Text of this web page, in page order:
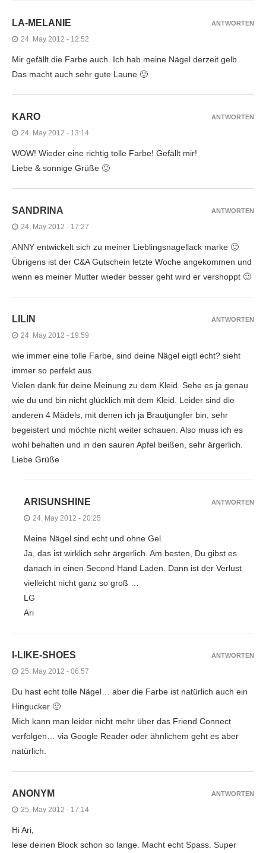
LA-MELANIE
24. May 2012 - 12:52
Mir gefällt die Farbe auch. Ich hab meine Nägel derzeit gelb.
Das macht auch sehr gute Laune 🙂
ANTWORTEN
KARO
24. May 2012 - 13:14
WOW! Wieder eine richtig tolle Farbe! Gefällt mir!
Liebe & sonnige Grüße 🙂
ANTWORTEN
SANDRINA
24. May 2012 - 17:27
ANNY entwickelt sich zu meiner Lieblingsnagellack marke 🙂
Übrigens ist der C&A Gutschein letzte Woche angekommen und
wenn es meiner Mutter wieder besser geht wird er vershoppt 🙂
ANTWORTEN
LILIN
24. May 2012 - 19:59
wie immer eine tolle Farbe, sind deine Nägel eigtl echt? sieht
immer so perfekt aus.
Vielen dank für deine Meinung zu dem Kleid. Sehe es ja genau
wie du und bin nicht glücklich mit dem Kleid. Leider sind die
anderen 4 Mädels, mit denen ich ja Brautjungfer bin, sehr
begeistert und möchte nicht weiter schauen. Also muss ich es
wohl behalten und in den sauren Apfel beißen, sehr ärgerlich.
Liebe Grüße
ANTWORTEN
ARISUNSHINE
24. May 2012 - 20:25
Meine Nägel sind echt und ohne Gel.
Ja, das ist wirklich sehr ärgerlich. Am besten, Du gibst es
danach in einen Second Hand Laden. Dann ist der Verlust
vielleicht nicht ganz so groß …
LG
Ari
ANTWORTEN
I-LIKE-SHOES
25. May 2012 - 06:57
Du hast echt tolle Nägel… aber die Farbe ist natürlich auch ein
Hingucker 🙂
Mich kann man leider nicht mehr über das Friend Connect
verfolgen… via Google Reader oder ähnlichem geht es aber
natürlich.
ANTWORTEN
ANONYM
25. May 2012 - 17:14
Hi Ari,
lese deinen Block schon so lange. Macht echt Spass. Super
ANTWORTEN